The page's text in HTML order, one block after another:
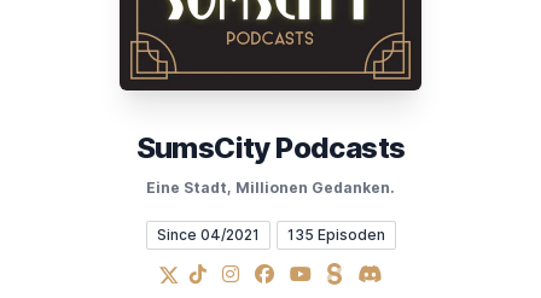
SumsCity Podcasts
Eine Stadt, Millionen Gedanken.
Since 04/2021 135 Episoden
X TikTokInstagram
Facebook
YouTube
SteadyDiscord